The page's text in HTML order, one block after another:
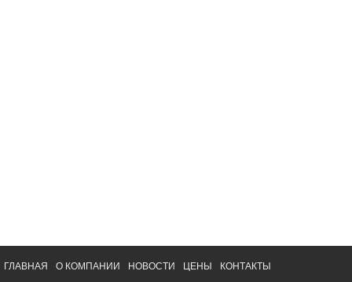
ГЛАВНАЯ О КОМПАНИИ НОВОСТИ ЦЕНЫ КОНТАКТЫ